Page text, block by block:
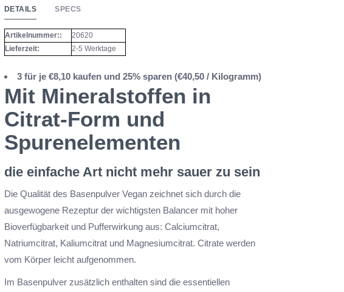
DETAILS SPECS
Artikelnummer::
20620
Lieferzeit:
2-5 Werktage
3 für je €8,10 kaufen und 25% sparen (€40,50 / Kilogramm)
Mit Mineralstoffen in
Citrat-Form und
Spurenelementen
die einfache Art nicht mehr sauer zu sein
Die Qualität des Basenpulver Vegan zeichnet sich durch die
ausgewogene Rezeptur der wichtigsten Balancer mit hoher
Bioverfügbarkeit und Pufferwirkung aus: Calciumcitrat,
Natriumcitrat, Kaliumcitrat und Magnesiumcitrat. Citrate werden
vom Körper leicht aufgenommen.
Im Basenpulver zusätzlich enthalten sind die essentiellen